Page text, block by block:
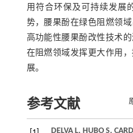
用符合环保及可持续发展
势，腰果酚在绿色阻燃领
高功能性腰果酚改性技术
在阻燃领域发挥更大作用
展。
参考文献
DELVA L, HUBO S,